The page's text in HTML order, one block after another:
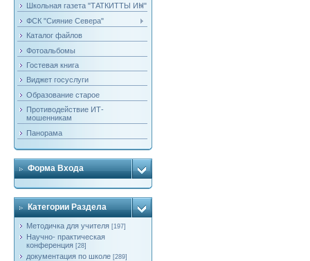
Школьная газета "ТАТКИТТЫ ИН"
ФСК "Сияние Севера"
Каталог файлов
Фотоальбомы
Гостевая книга
Виджет госуслуги
Образование старое
Противодействие ИТ-
мошенникам
Панорама
Форма Входа
Категории Раздела
Методичка для учителя [197]
Научно- практическая
конференция [28]
документация по школе [289]